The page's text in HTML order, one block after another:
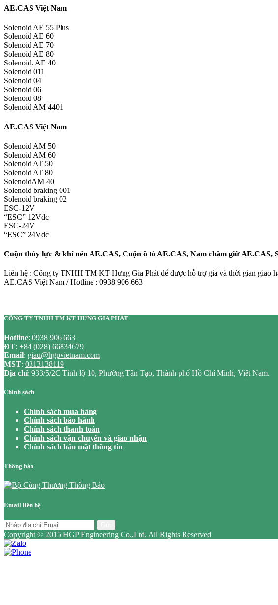
AE.CAS Việt Nam
Solenoid AE 55 Plus
Solenoid AE 60
Solenoid AE 70
Solenoid AE 80
Solenoid. AE 40
Solenoid 011
Solenoid 04
Solenoid 06
Solenoid 08
Solenoid AM 4401
AE.CAS Việt Nam
Solenoid AM 50
Solenoid AM 60
Solenoid AT 50
Solenoid AT 80
SolenoidAM 40
Solenoid braking 001
Solenoid braking 02
ESC-12V
“ESC” 12Vdc
ESC-24V
“ESC” 24Vdc
Cuộn thủy lực & khí nén AE.CAS, Cuộn ô tô AE.CAS, Nam châm giữ
Liên hệ : Công ty TNHH TM KT Hưng Gia Phát để được hỗ trợ giá và thời gian giao
AE.CAS Việt Nam / Hotline : 0938 906 663
CÔNG TY TNHH TM KT HƯNG GIA PHÁT
Hotline: 0938 906 663
ĐT: +84 (028) 66834679
Email: giau@hgpvietnam.com
MST: 0313138119
Địa chỉ: 933/5/2C Tỉnh lộ 10, Phường Tân Tạo, Thành phố Hồ Chí Minh, Việt Nam.
Chính sách
Chính sách mua hàng
Chính sách bảo hành
Chính sách thanh toán
Chính sách vận chuyển và giao nhận
Chính sách bảo mật thông tin
Thông báo
Email liên hệ
Copyright © 2015 HGP Engineering Co.,Ltd. All Rights Reserved